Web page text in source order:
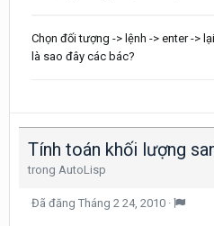
Chọn đối tượng -> lệnh -> enter ->
là sao đây các bác?
Tính toán khối lượng
trong AutoLisp
Đã đăng Tháng 2 24, 2010 ·